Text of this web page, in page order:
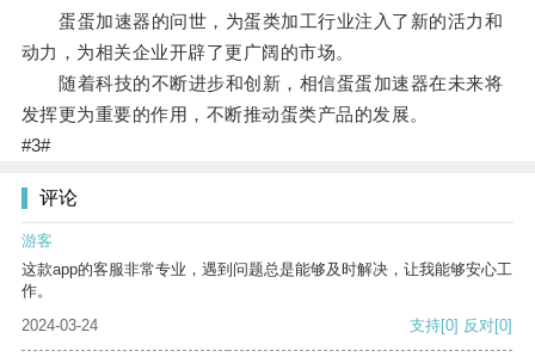
蛋蛋加速器的问世，为蛋类加工行业注入了新的活力和
动力，为相关企业开辟了更广阔的市场。
随着科技的不断进步和创新，相信蛋蛋加速器在未来将
发挥更为重要的作用，不断推动蛋类产品的发展。
#3#
评论
游客
这款app的客服非常专业，遇到问题总是能够及时解决，让我能够安心工
作。
2024-03-24
支持[0] 反对[0]